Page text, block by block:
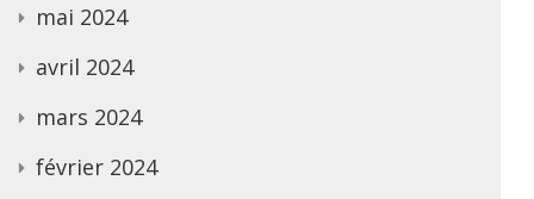
mai 2024
avril 2024
mars 2024
février 2024